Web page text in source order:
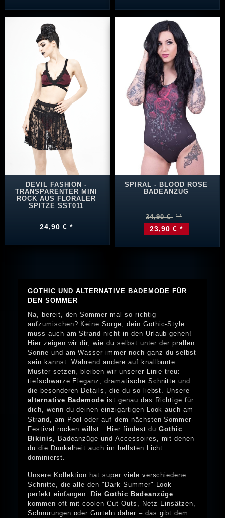
DEVIL FASHION -
TRANSPARENTER MINI
ROCK AUS FLORALER
SPITZE SST011
24,90 € *
SPIRAL - BLOOD ROSE
BADEANZUG
34,90 €
23,90 € *
GOTHIC UND ALTERNATIVE BADEMODE FÜR
DEN SOMMER
Na, bereit, den Sommer mal so richtig
aufzumischen? Keine Sorge, dein Gothic-Style
muss auch am Strand nicht in den Urlaub gehen!
Hier zeigen wir dir, wie du selbst unter der prallen
Sonne und am Wasser immer noch ganz du selbst
sein kannst. Während andere auf knallbunte
Muster setzen, bleiben wir unserer Linie treu:
tiefschwarze Eleganz, dramatische Schnitte und
die besonderen Details, die du so liebst. Unsere
alternative Bademode ist genau das Richtige für
dich, wenn du deinen einzigartigen Look auch am
Strand, am Pool oder auf dem nächsten Sommer-
Festival rocken willst . Hier findest duGothic
Bikinis , Badeanzüge und Accessoires, mit denen
du die Dunkelheit auch im hellsten Licht
dominierst.
Unsere Kollektion hat super viele verschiedene
Schnitte, die alle den "Dark Summer"-Look
perfekt einfangen. DieGothic Badeanzüge
kommen oft mit coolen Cut-Outs, Netz-Einsätzen,
Schnürungen oder Gürteln daher – das gibt dem